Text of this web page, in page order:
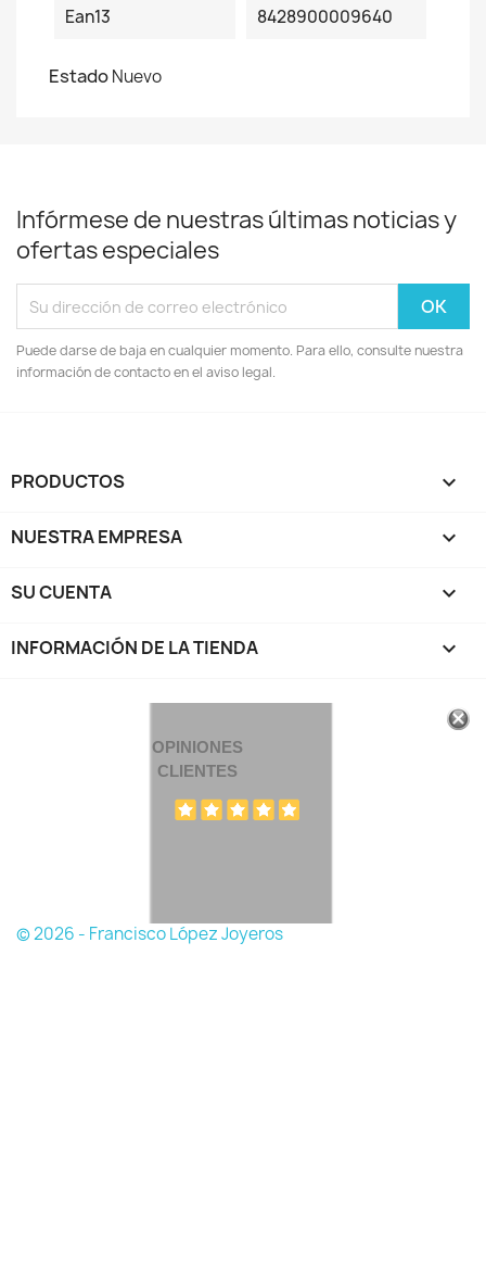
Ean13 8428900009640
EstadoNuevo
Infórmese de nuestras últimas noticias y
ofertas especiales
Puede darse de baja en cualquier momento. Para ello, consulte nuestra
información de contacto en el aviso legal.
PRODUCTOS 
NUESTRA EMPRESA 
SU CUENTA 
INFORMACIÓN DE LA TIENDA keyboard_arrow_down
OPINIONES
CLIENTES
© 2026 - Francisco López Joyeros